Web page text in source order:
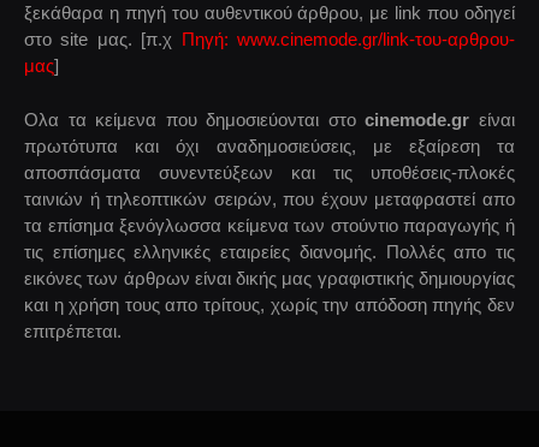
ξεκάθαρα η πηγή του αυθεντικού άρθρου, με link που οδηγεί
στο site μας. [π.χ Πηγή: www.cinemode.gr/link-του-αρθρου-
μας]
Ολα τα κείμενα που δημοσιεύονται στοcinemode.gr είναι
πρωτότυπα και όχι αναδημοσιεύσεις, με εξαίρεση τα
αποσπάσματα συνεντεύξεων και τις υποθέσεις-πλοκές
ταινιών ή τηλεοπτικών σειρών, που έχουν μεταφραστεί απο
τα επίσημα ξενόγλωσσα κείμενα των στούντιο παραγωγής ή
τις επίσημες ελληνικές εταιρείες διανομής. Πολλές απο τις
εικόνες των άρθρων είναι δικής μας γραφιστικής δημιουργίας
και η χρήση τους απο τρίτους, χωρίς την απόδοση πηγής δεν
επιτρέπεται.